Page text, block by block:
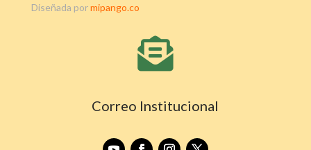
Diseñada pormipango.co

Correo Institucional